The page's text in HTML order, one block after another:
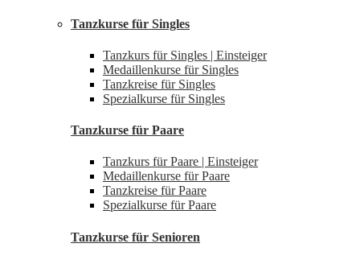
Tanzkurse für Singles
Tanzkurs für Singles | Einsteiger
Medaillenkurse für Singles
Tanzkreise für Singles
Spezialkurse für Singles
Tanzkurse für Paare
Tanzkurs für Paare | Einsteiger
Medaillenkurse für Paare
Tanzkreise für Paare
Spezialkurse für Paare
Tanzkurse für Senioren